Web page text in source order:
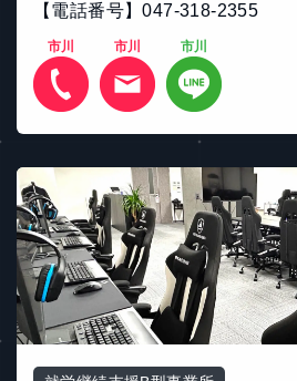
【電話番号】047-318-2355
市川 市川 市川